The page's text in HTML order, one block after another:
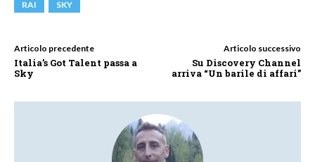
RAI SKY
Articolo precedente
Italia’s Got Talent passa a
Sky
Articolo successivo
Su Discovery Channel
arriva “Un barile di affari”